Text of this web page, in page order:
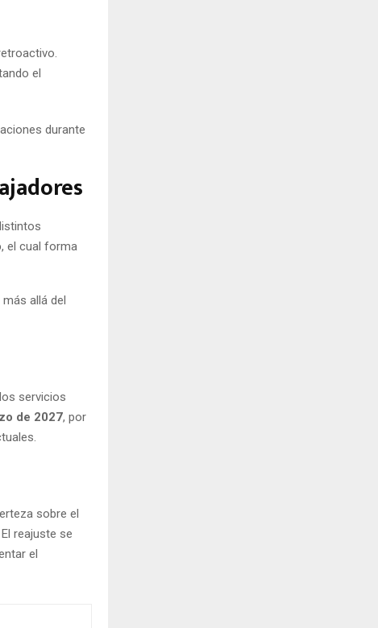
el
durante
, el cual forma
allá del
servicios
de 2027, por
sobre el
reajuste se
el